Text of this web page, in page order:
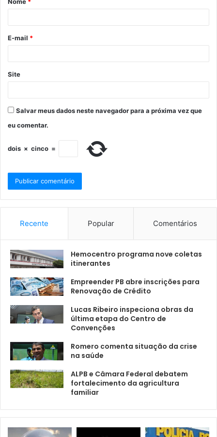
E-mail *
Site
Salvar meus dados neste navegador para a próxima vez que
eu comentar.
dois × cinco =
Recente Popular Comentários
Hemocentro programa nove coletas
itinerantes
Empreender PB abre inscrições para
Renovação de Crédito
Lucas Ribeiro inspeciona obras da
última etapa do Centro de
Convenções
Romero comenta situação da crise
na saúde
ALPB e Câmara Federal debatem
fortalecimento da agricultura
familiar